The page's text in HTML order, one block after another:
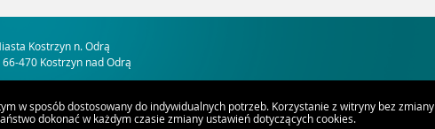
Kostrzyn n. Odrą
470 Kostrzyn nad Odrą
w sposób dostosowany do indywidualnych potrzeb. Korzystanie z witryny bez zmiany
dokonać w każdym czasie zmiany ustawień dotyczących cookies.